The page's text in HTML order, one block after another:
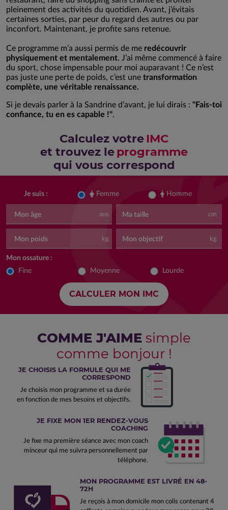
pleinement des activités du quotidien. Avant, j’évitais
certaines sorties, par peur du regard des autres ou par
inconfort. Maintenant, je profite sans retenue.
Ce programme m’a aussi permis de me redécouvrir
physiquement et mentalement. J’ai même commencé à faire
du sport, chose impensable pour moi auparavant ! Ce n’est
pas juste une perte de poids, c’est une transformation
complète, une véritable renaissance.
Si je devais parler à la Sandrine d’avant, je lui dirais : "Fais-toi
confiance, tu en es capable !".
Calculez votre IMC
et trouvez leprogramme
qui vous correspond
Je suis : Femme Homme
Mon âge ans Ma taille cm
Mon poids kg Mon objectif kg
Mon ossature :
Fine Moyenne Lourde
COMME J'AIME simple
comme bonjour !
JE CHOISIS LA FORMULE QUI ME
CORRESPOND
Je choisis mon programme et sa durée
en fonction de mes besoins et objectifs.
JE FIXE MON 1ER RENDEZ-VOUS
COACHING
Je fixe ma première séance avec mon coach
minceur qui me suivra personnellement par
téléphone.
MON PROGRAMME EST LIVRÉ EN 48-
72H
Je reçois à mon domicile mon colis contenant 4